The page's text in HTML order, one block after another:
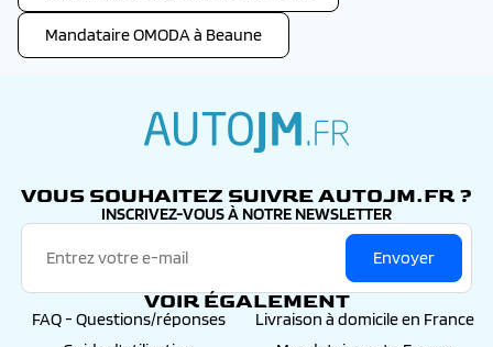
Mandataire OMODA à Beaune
VOUS SOUHAITEZ SUIVRE AUTOJM.FR ?
INSCRIVEZ-VOUS À NOTRE NEWSLETTER
Envoyer
VOIR ÉGALEMENT
FAQ - Questions/réponses
Livraison à domicile en France